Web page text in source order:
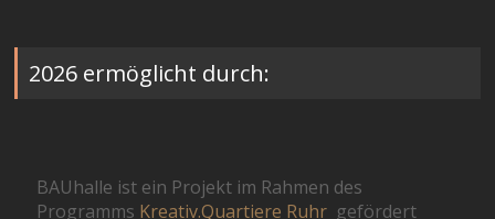
2026 ermöglicht durch:
BAUhalle ist ein Projekt im Rahmen des
Programms Kreativ.Quartiere Ruhr gefördert